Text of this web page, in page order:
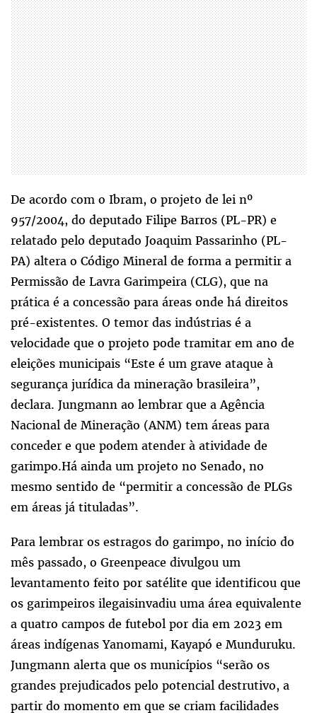
De acordo com o Ibram, o projeto de lei nº
957/2004, do deputado Filipe Barros (PL-PR) e
relatado pelo deputado Joaquim Passarinho (PL-
PA) altera o Código Mineral de forma a permitir a
Permissão de Lavra Garimpeira (CLG), que na
prática é a concessão para áreas onde há direitos
pré-existentes. O temor das indústrias é a
velocidade que o projeto pode tramitar em ano de
eleições municipais “Este é um grave ataque à
segurança jurídica da mineração brasileira”,
declara. Jungmann ao lembrar que a Agência
Nacional de Mineração (ANM) tem áreas para
conceder e que podem atender à atividade de
garimpo.Há ainda um projeto no Senado, no
mesmo sentido de “permitir a concessão de PLGs
em áreas já tituladas”.
Para lembrar os estragos do garimpo, no início do
mês passado, o Greenpeace divulgou um
levantamento feito por satélite que identificou que
os garimpeiros ilegaisinvadiu uma área equivalente
a quatro campos de futebol por dia em 2023 em
áreas indígenas Yanomami, Kayapó e Munduruku.
Jungmann alerta que os municípios “serão os
grandes prejudicados pelo potencial destrutivo, a
partir do momento em que se criam facilidades